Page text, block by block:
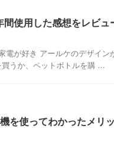
使用した感想をレビュ
が好き アールケのデザイン
うか、ペットボトルを購 ...
を使ってわかったメリ